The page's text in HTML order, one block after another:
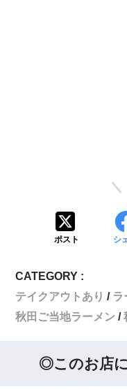
ポスト シ
CATEGORY :
テイクアウトあり
ラ
秋田ご当地ラーメン
◎このお店に